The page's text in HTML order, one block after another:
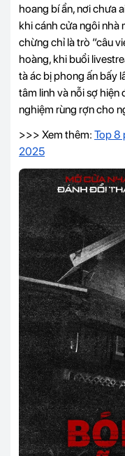
hoang bí ẩn, nơi chưa
khi cánh cửa ngôi nhà
chừng chỉ là trò “câu
hoàng, khi buổi
tà ác bị phong ấn bấy
tâm linh và nỗi sợ hiện
nghiệm rùng rợn cho
>>> Xem thêm: Top 8
2025